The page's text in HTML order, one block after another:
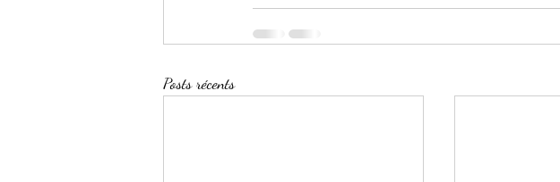
Posts récents